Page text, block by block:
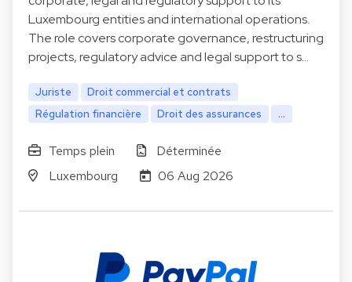
Luxembourg entities and international operations.
The role covers corporate governance, restructuring
projects, regulatory advice and legal support to s…
Juriste
Droit commercial et contrats
Régulation financière
Droit des assurances ...
Temps plein
Déterminée
Luxembourg
06 Aug 2026